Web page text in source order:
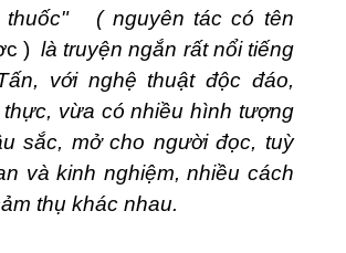
thuốc" ( nguyên tác có tên
) là truyện ngắn rất nổi tiếng
với nghệ thuật độc đáo,
vừa có nhiều hình tượng
sắc, mở cho người đọc, tuỳ
và kinh nghiệm, nhiều cách
thụ khác nhau.